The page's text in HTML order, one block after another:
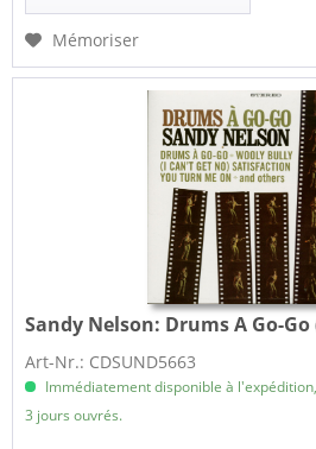
Mémoriser
Sandy Nelson: Drums A Go-Go
Art-Nr.: CDSUND5663
Immédiatement disponible à
3 jours ouvrés.